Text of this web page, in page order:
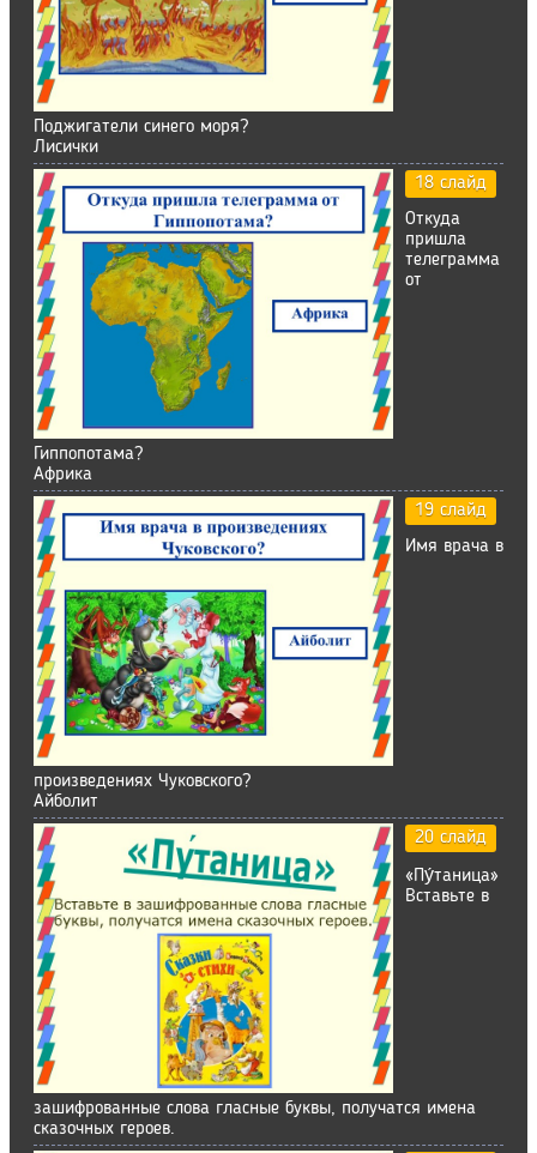
Поджигатели синего моря?
Лисички
18 слайд
Откуда
пришла
телеграмма
от
Гиппопотама?
Африка
19 слайд
Имя врача в
произведениях Чуковского?
Айболит
20 слайд
«Пу́таница»
Вставьте в
зашифрованные слова гласные буквы, получатся имена
сказочных героев.